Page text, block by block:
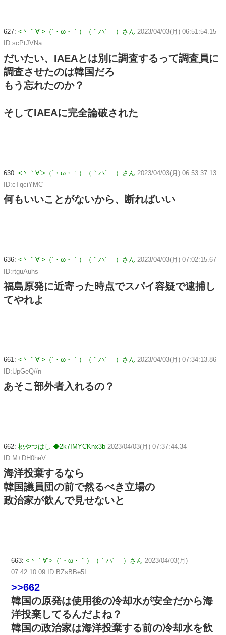
627: <丶｀∀´>（´・ω・｀）（｀ハ´ ）さん 2023/04/03(月) 06:51:54.15
ID:scPtJVNa
だいたい、IAEAとは別に調査するって調査員に
調査させたのは韓国だろ
もう忘れたのか？
そしてIAEAに完全論破された
630: <丶｀∀´>（´・ω・｀）（｀ハ´ ）さん 2023/04/03(月) 06:53:37.13
ID:cTqciYMC
何もいいことがないから、断ればいい
636: <丶｀∀´>（´・ω・｀）（｀ハ´ ）さん 2023/04/03(月) 07:02:15.67
ID:rtguAuhs
福島原発に近寄った時点でスパイ容疑で逮捕し
てやれよ
661: <丶｀∀´>（´・ω・｀）（｀ハ´ ）さん 2023/04/03(月) 07:34:13.86
ID:UpGeQ//n
あそこ部外者入れるの？
662: 桃やつはし ◆2k7IMYCKnx3b 2023/04/03(月) 07:37:44.34
ID:M+DH0heV
海洋投棄するなら
韓国議員団の前で然るべき立場の
政治家が飲んで見せないと
663: <丶｀∀´>（´・ω・｀）（｀ハ´ ）さん 2023/04/03(月)
07:42:10.09 ID:BZsBBe5I
>>662
韓国の原発は使用後の冷却水が安全だから海
洋投棄してるんだよね？
韓国の政治家は海洋投棄する前の冷却水を飲